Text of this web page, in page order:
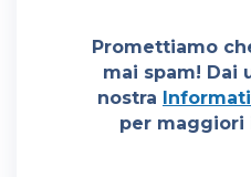
Promettiamo
mai spam! Dai
nostra
per maggiori